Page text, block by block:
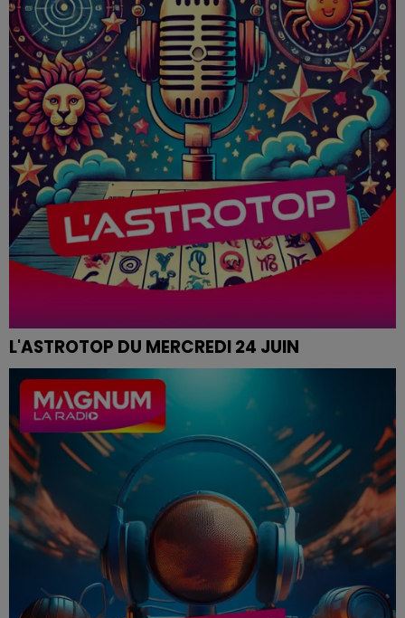
L'ASTROTOP DU MERCREDI 24 JUIN
L'ASTROTOP TOUS LES MATINS A 6H45, 7H45 ET 8H45